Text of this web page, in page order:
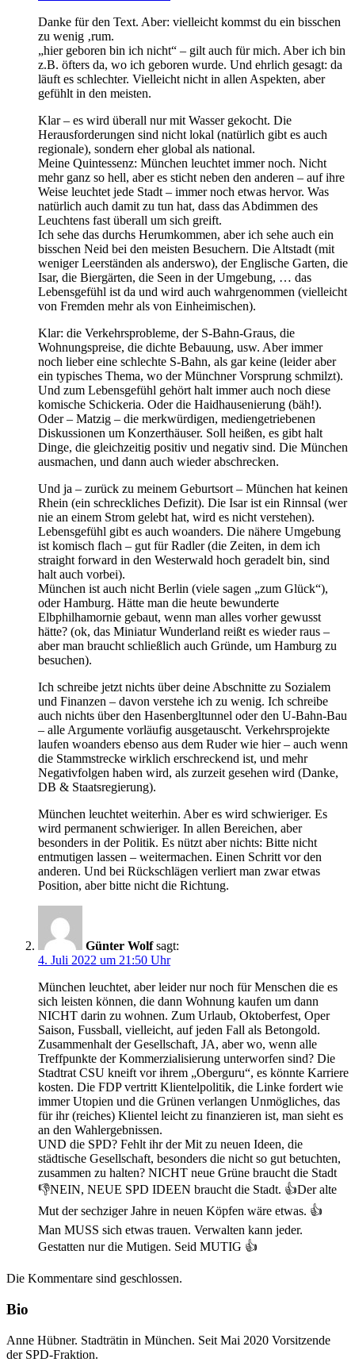
Danke für den Text. Aber: vielleicht kommst du ein bisschen
zu wenig ‚rum.
„hier geboren bin ich nicht“ – gilt auch für mich. Aber ich bin
z.B. öfters da, wo ich geboren wurde. Und ehrlich gesagt: da
läuft es schlechter. Vielleicht nicht in allen Aspekten, aber
gefühlt in den meisten.
Klar – es wird überall nur mit Wasser gekocht. Die
Herausforderungen sind nicht lokal (natürlich gibt es auch
regionale), sondern eher global als national.
Meine Quintessenz: München leuchtet immer noch. Nicht
mehr ganz so hell, aber es sticht neben den anderen – auf ihre
Weise leuchtet jede Stadt – immer noch etwas hervor. Was
natürlich auch damit zu tun hat, dass das Abdimmen des
Leuchtens fast überall um sich greift.
Ich sehe das durchs Herumkommen, aber ich sehe auch ein
bisschen Neid bei den meisten Besuchern. Die Altstadt (mit
weniger Leerständen als anderswo), der Englische Garten, die
Isar, die Biergärten, die Seen in der Umgebung, … das
Lebensgefühl ist da und wird auch wahrgenommen (vielleicht
von Fremden mehr als von Einheimischen).
Klar: die Verkehrsprobleme, der S-Bahn-Graus, die
Wohnungspreise, die dichte Bebauung, usw. Aber immer
noch lieber eine schlechte S-Bahn, als gar keine (leider aber
ein typisches Thema, wo der Münchner Vorsprung schmilzt).
Und zum Lebensgefühl gehört halt immer auch noch diese
komische Schickeria. Oder die Haidhausenierung (bäh!).
Oder – Matzig – die merkwürdigen, mediengetriebenen
Diskussionen um Konzerthäuser. Soll heißen, es gibt halt
Dinge, die gleichzeitig positiv und negativ sind. Die München
ausmachen, und dann auch wieder abschrecken.
Und ja – zurück zu meinem Geburtsort – München hat keinen
Rhein (ein schreckliches Defizit). Die Isar ist ein Rinnsal (wer
nie an einem Strom gelebt hat, wird es nicht verstehen).
Lebensgefühl gibt es auch woanders. Die nähere Umgebung
ist komisch flach – gut für Radler (die Zeiten, in dem ich
straight forward in den Westerwald hoch geradelt bin, sind
halt auch vorbei).
München ist auch nicht Berlin (viele sagen „zum Glück“),
oder Hamburg. Hätte man die heute bewunderte
Elbphilhamornie gebaut, wenn man alles vorher gewusst
hätte? (ok, das Miniatur Wunderland reißt es wieder raus –
aber man braucht schließlich auch Gründe, um Hamburg zu
besuchen).
Ich schreibe jetzt nichts über deine Abschnitte zu Sozialem
und Finanzen – davon verstehe ich zu wenig. Ich schreibe
auch nichts über den Hasenbergltunnel oder den U-Bahn-Bau
– alle Argumente vorläufig ausgetauscht. Verkehrsprojekte
laufen woanders ebenso aus dem Ruder wie hier – auch wenn
die Stammstrecke wirklich erschreckend ist, und mehr
Negativfolgen haben wird, als zurzeit gesehen wird (Danke,
DB & Staatsregierung).
München leuchtet weiterhin. Aber es wird schwieriger. Es
wird permanent schwieriger. In allen Bereichen, aber
besonders in der Politik. Es nützt aber nichts: Bitte nicht
entmutigen lassen – weitermachen. Einen Schritt vor den
anderen. Und bei Rückschlägen verliert man zwar etwas
Position, aber bitte nicht die Richtung.
Günter Wolf sagt:
4. Juli 2022 um 21:50 Uhr
München leuchtet, aber leider nur noch für Menschen die es
sich leisten können, die dann Wohnung kaufen um dann
NICHT darin zu wohnen. Zum Urlaub, Oktoberfest, Oper
Saison, Fussball, vielleicht, auf jeden Fall als Betongold.
Zusammenhalt der Gesellschaft, JA, aber wo, wenn alle
Treffpunkte der Kommerzialisierung unterworfen sind? Die
Stadtrat CSU kneift vor ihrem „Oberguru“, es könnte Karriere
kosten. Die FDP vertritt Klientelpolitik, die Linke fordert wie
immer Utopien und die Grünen verlangen Unmögliches, das
für ihr (reiches) Klientel leicht zu finanzieren ist, man sieht es
an den Wahlergebnissen.
UND die SPD? Fehlt ihr der Mit zu neuen Ideen, die
städtische Gesellschaft, besonders die nicht so gut betuchten,
zusammen zu halten? NICHT neue Grüne braucht die Stadt
👎NEIN, NEUE SPD IDEEN braucht die Stadt. 👍Der alte
Mut der sechziger Jahre in neuen Köpfen wäre etwas. 👍
Man MUSS sich etwas trauen. Verwalten kann jeder.
Gestatten nur die Mutigen. Seid MUTIG 👍
Die Kommentare sind geschlossen.
Bio
Anne Hübner. Stadträtin in München. Seit Mai 2020 Vorsitzende
der SPD-Fraktion.